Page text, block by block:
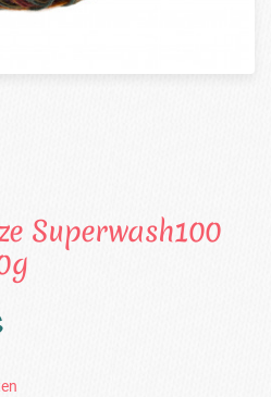
Superwash100